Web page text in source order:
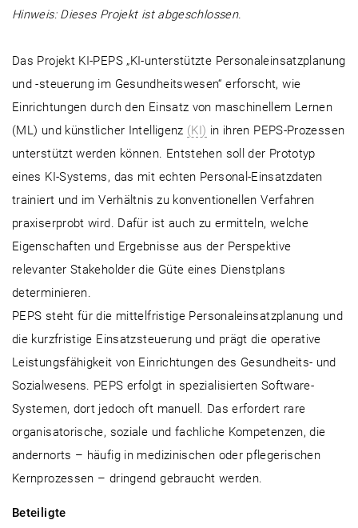
Hinweis: Dieses Projekt ist abgeschlossen.
Das Projekt KI-PEPS „KI-unterstützte Personaleinsatzplanung
und -steuerung im Gesundheitswesen“ erforscht, wie
Einrichtungen durch den Einsatz von maschinellem Lernen
(ML) und künstlicher Intelligenz (KI) in ihren PEPS-Prozessen
unterstützt werden können. Entstehen soll der Prototyp
eines KI-Systems, das mit echten Personal-Einsatzdaten
trainiert und im Verhältnis zu konventionellen Verfahren
praxiserprobt wird. Dafür ist auch zu ermitteln, welche
Eigenschaften und Ergebnisse aus der Perspektive
relevanter Stakeholder die Güte eines Dienstplans
determinieren.
PEPS steht für die mittelfristige Personaleinsatzplanung und
die kurzfristige Einsatzsteuerung und prägt die operative
Leistungsfähigkeit von Einrichtungen des Gesundheits- und
Sozialwesens. PEPS erfolgt in spezialisierten Software-
Systemen, dort jedoch oft manuell. Das erfordert rare
organisatorische, soziale und fachliche Kompetenzen, die
andernorts – häufig in medizinischen oder pflegerischen
Kernprozessen – dringend gebraucht werden.
Beteiligte